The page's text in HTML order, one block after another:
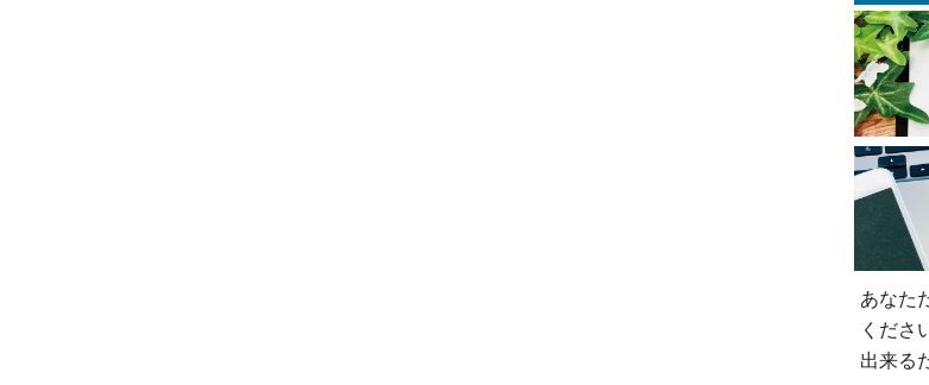
あなた
くださ
出来る